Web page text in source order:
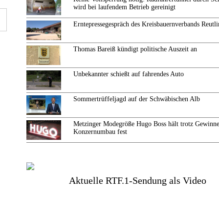
wird bei laufendem Betrieb gereinigt
Erntepressegespräch des Kreisbauernverbands
Thomas Bareiß kündigt politische Auszeit an
Unbekannter schießt auf fahrendes Auto
Sommertrüffeljagd auf der Schwäbischen Alb
Metzinger Modegröße Hugo Boss hält trotz
Konzernumbau fest
Aktuelle RTF.1-Sendung als Video